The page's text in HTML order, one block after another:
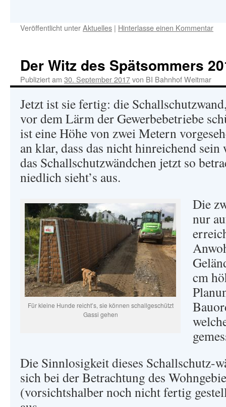
Veröffentlicht unterAktuelles | Hinterlasse einen Kommentar
Der Witz des Spätsommers
Publiziert am 30. September 2017von BI Bahnhof Weitmar
Jetzt ist sie fertig: die
vor dem Lärm der Gewerbebetriebe
ist eine Höhe von zwei Metern
an klar, dass das nicht hinreichend
das Schallschutzwändchen jetzt so
niedlich sieht’s aus.
Für kleine Hunde reicht’s, sie können schallgeschützt
Gassi gehen
Die
nur
cm
Die Sinnlosigkeit dieses Schallschutz-
sich bei der Betrachtung des
(vorsichtshalber noch nicht fertig